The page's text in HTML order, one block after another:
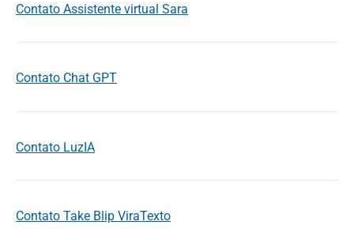
Contato Assistente virtual Sara
Contato Chat GPT
Contato LuzIA
Contato Take Blip ViraTexto